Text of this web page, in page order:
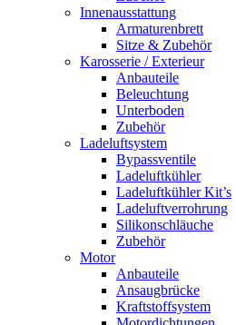
Innenausstattung
Armaturenbrett
Sitze & Zubehör
Karosserie / Exterieur
Anbauteile
Beleuchtung
Unterboden
Zubehör
Ladeluftsystem
Bypassventile
Ladeluftkühler
Ladeluftkühler Kit’s
Ladeluftverrohrung
Silikonschläuche
Zubehör
Motor
Anbauteile
Ansaugbrücke
Kraftstoffsystem